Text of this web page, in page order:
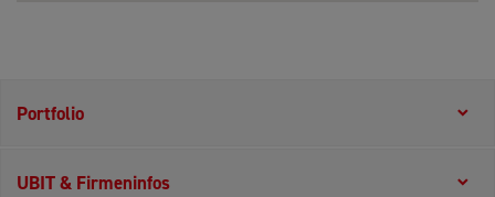
Portfolio
UBIT & Firmeninfos